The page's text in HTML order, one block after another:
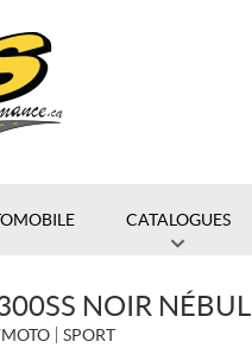
CATALOGUES
NOIR
SPORT